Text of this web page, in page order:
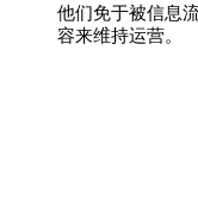
他们免于被信息
容来维持运营。